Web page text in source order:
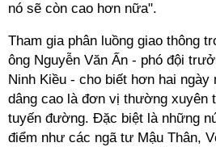
nó sẽ còn cao hơn nữa".
Tham gia phân luồng giao thông
ông Nguyễn Văn Ấn - phó đội
Ninh Kiều - cho biết hơn hai
dâng cao là đơn vị thường xuyên
tuyến đường. Đặc biệt là những
điểm như các ngã tư Mậu Thân,